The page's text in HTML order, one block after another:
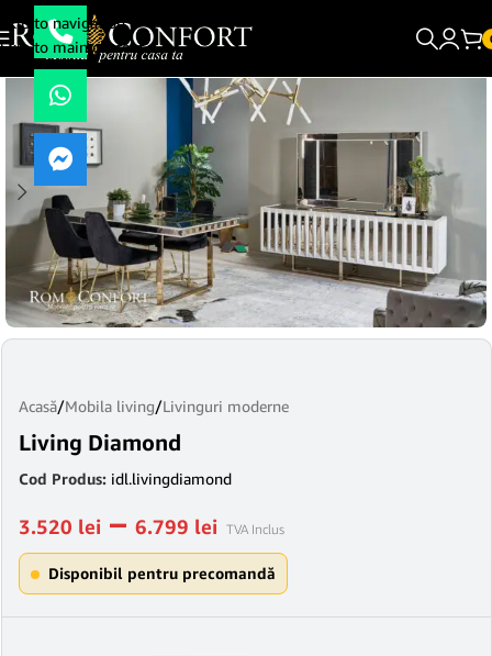
Skip to navigation
Skip to main content
Acasă/Mobila living/Livinguri moderne
Living Diamond
Cod Produs: idl.livingdiamond
3.520 lei – 6.799 lei TVA Inclus
Disponibil pentru precomandă